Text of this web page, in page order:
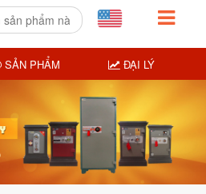
SẢN PHẨM ĐẠI LÝ